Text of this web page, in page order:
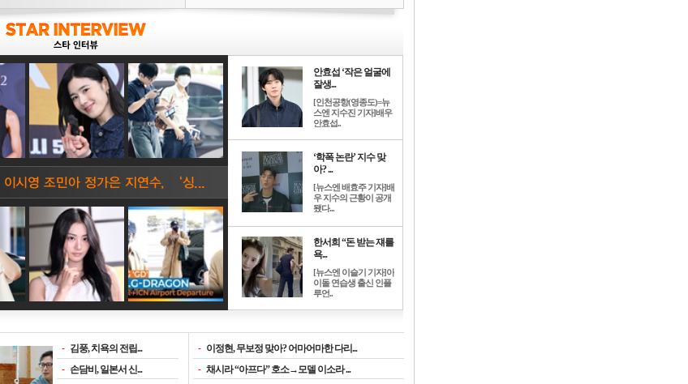
안효섭 ‘작은 얼굴에
잘생...
[인천공항(영종도)=뉴
스엔 지수진 기자]배우
안효섭..
‘학폭 논란’ 지수 맞
아? ...
[뉴스엔 배효주 기자]배
우 지수의 근황이 공개
됐다...
한서희 “돈 받는 쟤를
욕...
[뉴스엔 이슬기 기자]아
이돌 연습생 출신 인플
루언..
- 김풍, 치욕의 전립...
- 손담비, 일본서 신...
- 이정현, 무보정 맞아? 어마어마한 다리...
- 채시라 “아프다” 호소→모델 이소라 ...